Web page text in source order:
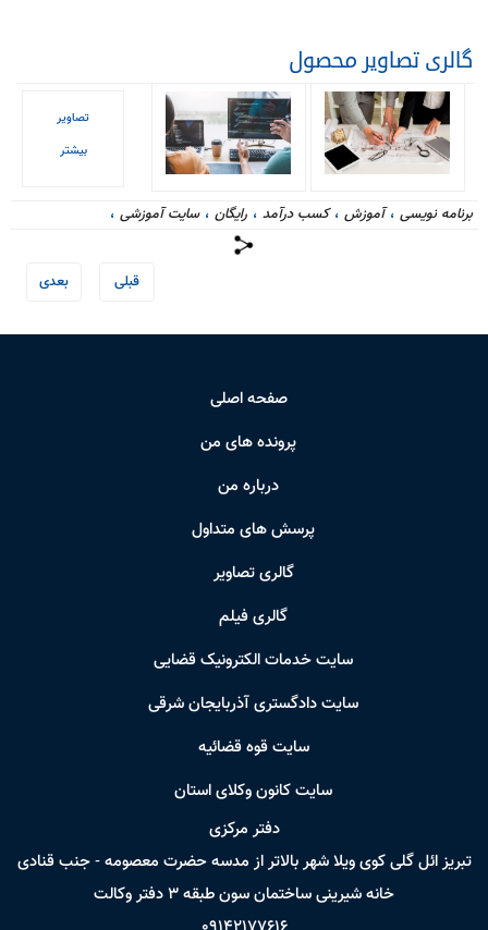
گالری تصاویر محصول
تصاویر
بیشتر
برنامه نویسی ،آموزش ،کسب درآمد ، رایگان ،سایت آموزشی ،
بعدی قبلی
صفحه اصلی
پرونده های من
درباره من
پرسش های متداول
گالری تصاویر
گالری فیلم
سایت خدمات الکترونیک قضایی
سایت دادگستری آذربایجان شرقی
سایت قوه قضائیه
سایت کانون وکلای استان
دفتر مرکزی
تبریز ائل گلی کوی ویلا شهر بالاتر از مدسه حضرت معصومه - جنب قنادی
خانه شیرینی ساختمان سون طبقه ٣ دفتر وکالت